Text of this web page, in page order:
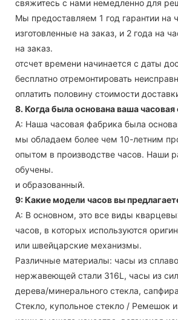
свяжитесь с нами немедленно для
Мы предоставляем 1 год гарантии на
изготовленные на заказ, и 2 года на
на заказ.
отсчет времени начинается с даты
бесплатно отремонтировать
оплатить половину стоимости
8. Когда была основана ваша
А: Наша часовая фабрика была
мы обладаем более чем 10-летним
опытом в производстве часов. Наши
обучены.
и образованный.
9: Какие модели часов вы
А: В основном, это все виды
часов, в которых используются
или швейцарские механизмы.
Различные материалы: часы из
нержавеющей стали 316L, часы из
дерева/минерального стекла,
Стекло, купольное стекло / Ремешок